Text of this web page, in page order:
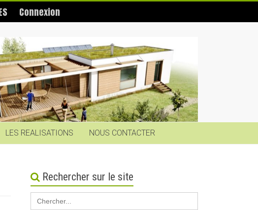
Connexion
LES REALISATIONS NOUS CONTACTER
Rechercher sur le site
Search
for: